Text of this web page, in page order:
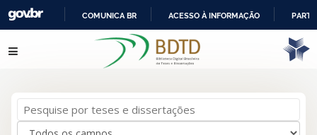
IR
PARA
COMUNICA BR ACESSO À INFORMAÇÃO
resultados de 1para a busca '
Ronald Otto
Pular para o conteúdo